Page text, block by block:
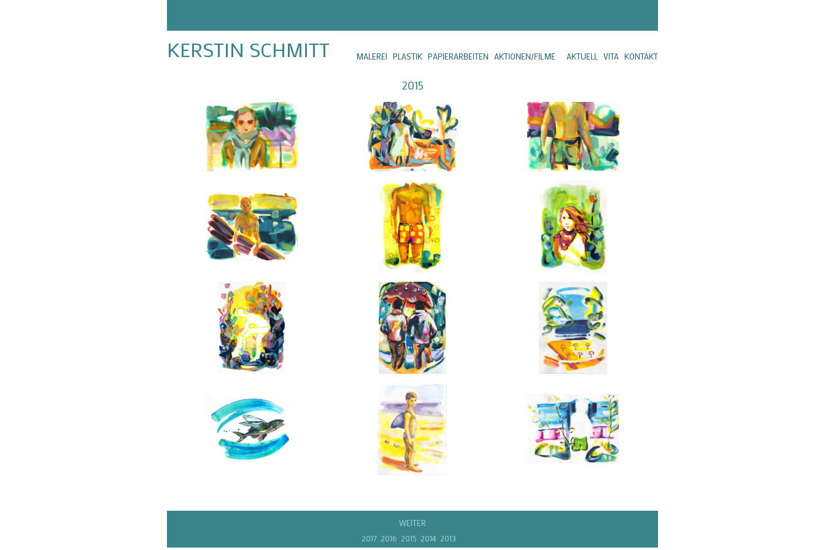
KERSTIN SCHMITT MALEREI PLASTIK PAPIERARBEITEN AKTIONEN/FILME AKTUELL VITA KONTAKT
2015
WEITER
2017 2016 2015 2014 2013